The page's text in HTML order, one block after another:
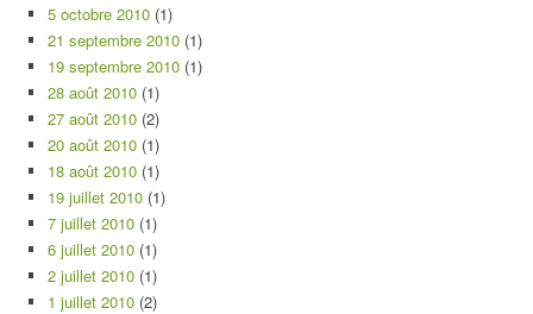
5 octobre 2010 (1)
21 septembre 2010 (1)
19 septembre 2010 (1)
28 août 2010 (1)
27 août 2010 (2)
20 août 2010 (1)
18 août 2010 (1)
19 juillet 2010 (1)
7 juillet 2010 (1)
6 juillet 2010 (1)
2 juillet 2010 (1)
1 juillet 2010 (2)